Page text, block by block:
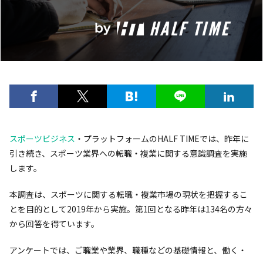
スポーツビジネス ・プラットフォームのHALF TIMEでは、昨年に
引き続き、スポーツ業界への転職・複業に関する意識調査を実施
します。
本調査は、スポーツに関する転職・複業市場の現状を把握するこ
とを目的として2019年から実施。第1回となる昨年は134名の方々
から回答を得ています。
アンケートでは、ご職業や業界、職種などの基礎情報と、働く・